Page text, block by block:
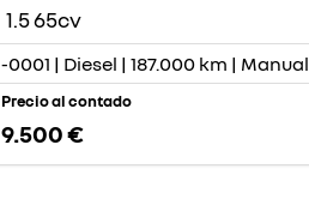
1.5 65cv
-0001 | Diesel | 187.000 km | Manual
Precio al contado
9.500 €